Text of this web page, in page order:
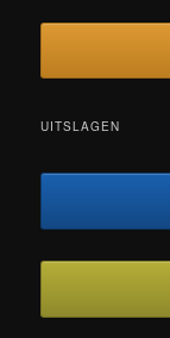
UITSLAGEN